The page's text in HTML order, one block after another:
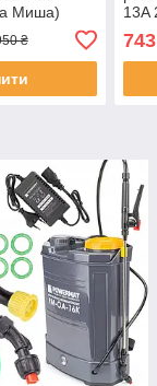
Миша)
₴
13A